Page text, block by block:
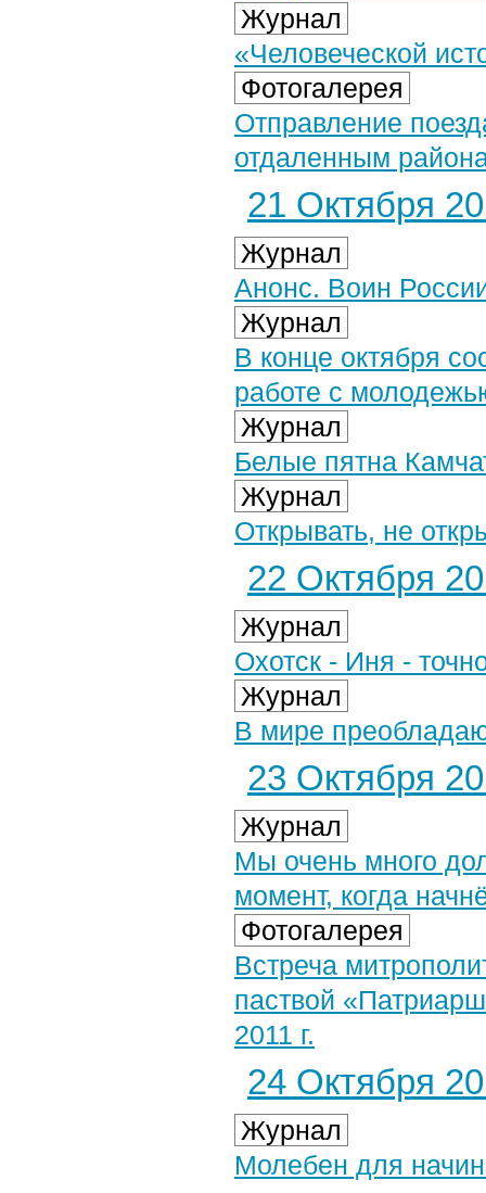
Журнал
«Человеческой
Фотогалерея
Отправление
отдаленным
21 Октября
Журнал
Анонс. Воин
Журнал
В конце октября
работе с
Журнал
Белые пятна
Журнал
Открывать, не
22 Октября
Журнал
Охотск - Иня -
Журнал
В мире
23 Октября
Журнал
Мы очень много
момент, когда
Фотогалерея
Встреча
паствой
2011 г.
24 Октября
Журнал
Молебен для